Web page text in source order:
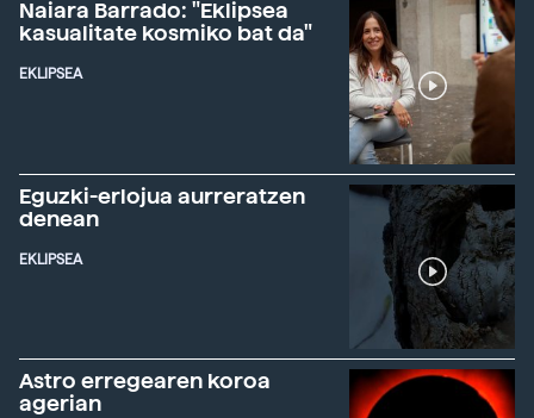
Naiara Barrado: "Eklipsea
kasualitate kosmiko bat da"
EKLIPSEA
Eguzki-erlojua aurreratzen
denean
EKLIPSEA
Astro erregearen koroa
agerian